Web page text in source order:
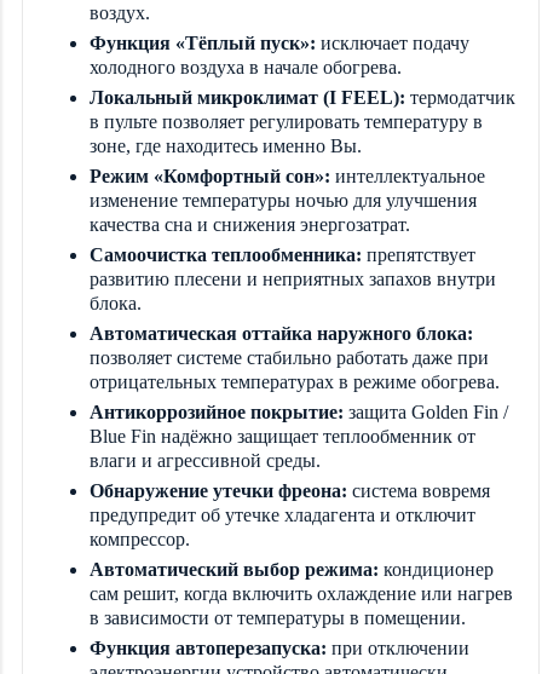
воздух.
Функция «Тёплый пуск»: исключает подачу
холодного воздуха в начале обогрева.
Локальный микроклимат (I FEEL): термодатчик
в пульте позволяет регулировать температуру в
зоне, где находитесь именно Вы.
Режим «Комфортный сон»: интеллектуальное
изменение температуры ночью для улучшения
качества сна и снижения энергозатрат.
Самоочистка теплообменника: препятствует
развитию плесени и неприятных запахов внутри
блока.
Автоматическая оттайка наружного блока:
позволяет системе стабильно работать даже при
отрицательных температурах в режиме обогрева.
Антикоррозийное покрытие: защита Golden Fin /
Blue Fin надёжно защищает теплообменник от
влаги и агрессивной среды.
Обнаружение утечки фреона: система вовремя
предупредит об утечке хладагента и отключит
компрессор.
Автоматический выбор режима: кондиционер
сам решит, когда включить охлаждение или нагрев
в зависимости от температуры в помещении.
Функция автоперезапуска: при отключении